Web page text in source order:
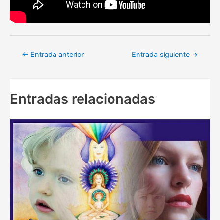
Navegación
← Entrada anterior Entrada siguiente →
Entradas relacionadas